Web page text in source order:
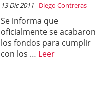
13 Dic 2011 Diego Contreras
Se informa que
oficialmente se acabaron
los fondos para cumplir
con los … Leer